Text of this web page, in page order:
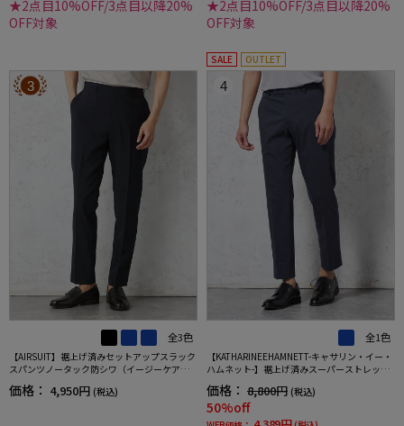
★2点目10%OFF/3点目以降20%
OFF対象
★2点目10%OFF/3点目以降20%
OFF対象
3
全3色
【AIRSUIT】裾上げ済みセットアップスラック
スパンツノータック防シワ（イージーケア）
価格： 4,950円 (税込)
SALE OUTLET
4
全1色
【KATHARINEEHAMNETT-キャサリン・イー・
ハムネット-】裾上げ済みスーパーストレッチ
価格： 8,800円 (税込)
50%off